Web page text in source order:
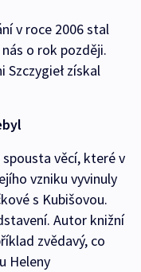
v roce 2006 stal
o rok později.
Szczygieł získal
věcí, které v
vzniku vyvinuly
s Kubišovou.
Autor knižní
zvědavý, co
Heleny